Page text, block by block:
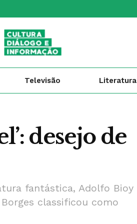
Televisão Literatura
desejo de
fantástica, Adolfo Bioy
classificou como